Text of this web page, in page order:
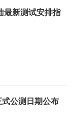
最新测试安排指
公测日期公布